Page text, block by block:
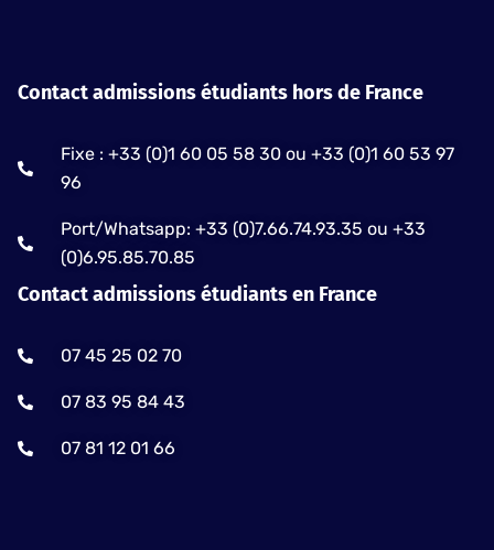
Contact admissions étudiants hors de France
Fixe : +33 (0)1 60 05 58 30 ou +33 (0)1 60 53 97
96
Port/Whatsapp: +33 (0)7.66.74.93.35 ou +33
(0)6.95.85.70.85
Contact admissions étudiants en France
07 45 25 02 70
07 83 95 84 43
07 81 12 01 66